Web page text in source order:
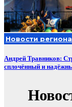
Новости региона
Андрей Травников:
сплочённый и